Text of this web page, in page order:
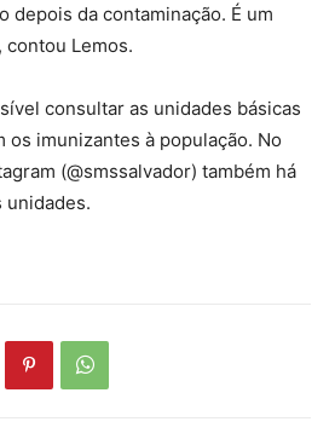
depois da contaminação. É um
contou Lemos.
consultar as unidades básicas
os imunizantes à população. No
(@smssalvador) também há
unidades.